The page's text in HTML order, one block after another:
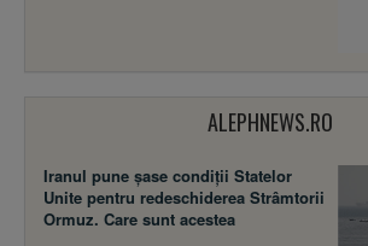
ALEPHNEWS.RO
Iranul pune șase condiții Statelor
Unite pentru redeschiderea Strâmtorii
Ormuz. Care sunt acestea